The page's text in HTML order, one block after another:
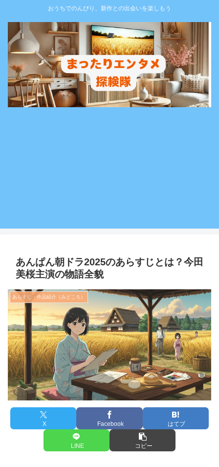
おうちでのんびり、新作との出会いを楽しもう
あんぱん朝ドラ2025のあらすじとは？今田
美桜主演の物語全貌
あらすじ・作品紹介（みどころ）
X Facebook はてブ
LINE コピー